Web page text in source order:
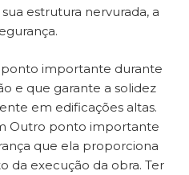
estrutura nervurada, a
ponto importante durante
e que garante a solidez
em edificações altas.
Outro ponto importante
que ela proporciona
da execução da obra. Ter